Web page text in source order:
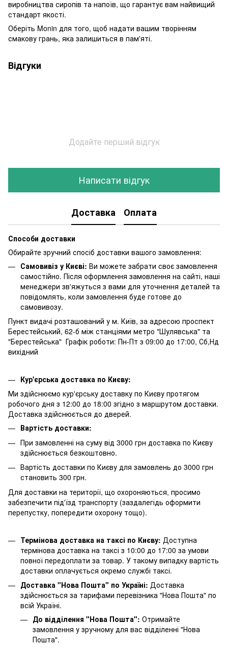
виробництва сиропів та напоїв, що гарантує вам найвищий
стандарт якості.
Оберіть Monin для того, щоб надати вашим творінням
смакову грань, яка залишиться в пам'яті.
Відгуки
Додайте перший відгук
Написати відгук
Доставка Оплата
Способи доставки
Обирайте зручний спосіб доставки вашого замовлення:
Самовивіз у Києві: Ви можете забрати своє замовлення
самостійно. Після оформлення замовлення на сайті, наші
менеджери зв'яжуться з вами для уточнення деталей та
повідомлять, коли замовлення буде готове до
самовивозу.
Пункт видачі розташований у м. Київ, за адресою проспект
Берестейський, 62-б між станціями метро "Шулявська" та
"Берестейська" Графік роботи: Пн-Пт з 09:00 до 17:00, Сб,Нд
вихідний
Кур'єрська доставка по Києву:
Ми здійснюємо кур'єрську доставку по Києву протягом
робочого дня з 12:00 до 18:00 згідно з маршрутом доставки.
Доставка здійснюється до дверей.
Вартість доставки:
При замовленні на суму від 3000 грн доставка по Києву
здійснюється безкоштовно.
Вартість доставки по Києву для замовлень до 3000 грн
становить 300 грн.
Для доставки на території, що охороняються, просимо
забезпечити під'їзд транспорту (заздалегідь оформити
перепустку, попередити охорону тощо).
Термінова доставка на таксі по Києву: Доступна
термінова доставка на таксі з 10:00 до 17:00 за умови
повної передоплати за товар. У такому випадку вартість
доставки оплачується окремо службі таксі.
Доставка "Нова Пошта" по Україні: Доставка
здійснюється за тарифами перевізника "Нова Пошта" по
всій Україні.
До відділення "Нова Пошта": Отримайте
замовлення у зручному для вас відділенні "Нова
Пошта".